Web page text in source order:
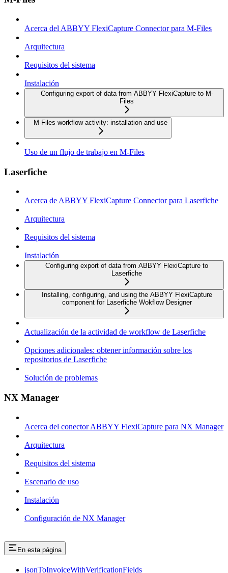
Acerca del ABBYY FlexiCapture Connector para M-Files
Arquitectura
Requisitos del sistema
Instalación
Configuring export of data from ABBYY FlexiCapture to M-
Files
M-Files workflow activity: installation and use
Uso de un flujo de trabajo en M-Files
Laserfiche
Acerca de ABBYY FlexiCapture Connector para Laserfiche
Arquitectura
Requisitos del sistema
Instalación
Configuring export of data from ABBYY FlexiCapture to
Laserfiche
Installing, configuring, and using the ABBYY FlexiCapture
component for Laserfiche Wokflow Designer
Actualización de la actividad de workflow de Laserfiche
Opciones adicionales: obtener información sobre los
repositorios de Laserfiche
Solución de problemas
NX Manager
Acerca del conector ABBYY FlexiCapture para NX Manager
Arquitectura
Requisitos del sistema
Escenario de uso
Instalación
Configuración de NX Manager
En esta página
jsonToInvoiceWithVerificationFields